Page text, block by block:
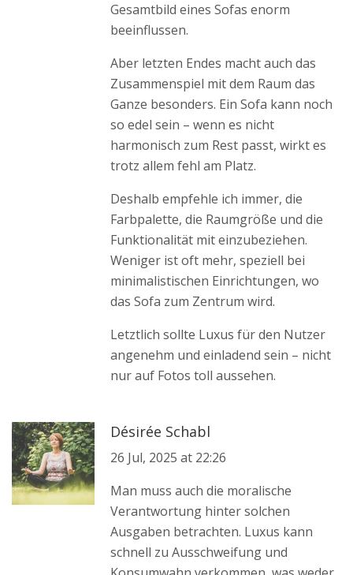
Gesamtbild eines Sofas enorm
beeinflussen.
Aber letzten Endes macht auch das
Zusammenspiel mit dem Raum das
Ganze besonders. Ein Sofa kann noch
so edel sein – wenn es nicht
harmonisch zum Rest passt, wirkt es
trotz allem fehl am Platz.
Deshalb empfehle ich immer, die
Farbpalette, die Raumgröße und die
Funktionalität mit einzubeziehen.
Weniger ist oft mehr, speziell bei
minimalistischen Einrichtungen, wo
das Sofa zum Zentrum wird.
Letztlich sollte Luxus für den Nutzer
angenehm und einladend sein – nicht
nur auf Fotos toll aussehen.
Désirée Schabl
26 Jul, 2025 at 22:26
Man muss auch die moralische
Verantwortung hinter solchen
Ausgaben betrachten. Luxus kann
schnell zu Ausschweifung und